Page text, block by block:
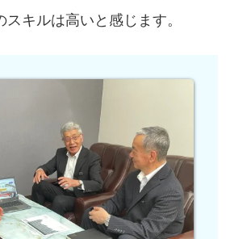
キルは高いと感じます。